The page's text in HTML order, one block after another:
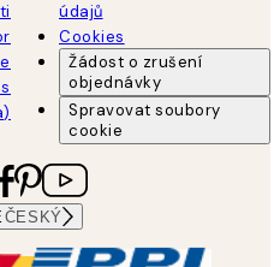
údajů
Cookies
Žádost o zrušení
objednávky
Spravovat soubory
cookie
ČESKÝ